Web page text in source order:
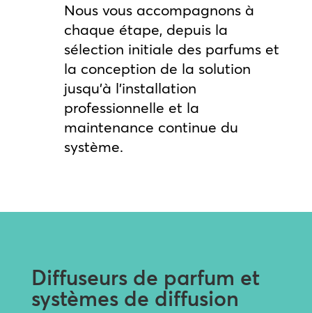
Nous vous accompagnons à
chaque étape, depuis la
sélection initiale des parfums et
la conception de la solution
jusqu’à l’installation
professionnelle et la
maintenance continue du
système.
Diffuseurs de parfum et
systèmes de diffusion